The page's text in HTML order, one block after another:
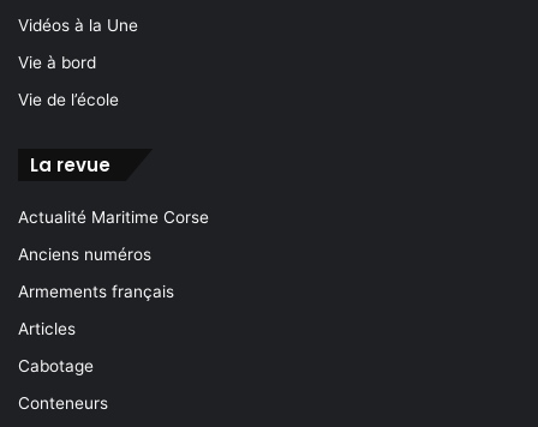
Vidéos à la Une
Vie à bord
Vie de l’école
La revue
Actualité Maritime Corse
Anciens numéros
Armements français
Articles
Cabotage
Conteneurs